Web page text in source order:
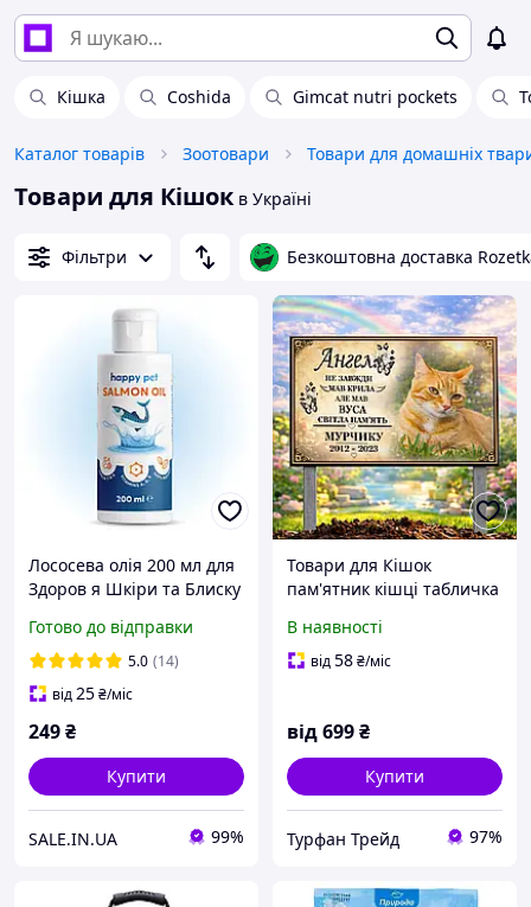
Кішка Coshida Gimcat nutri pockets
Каталог товарів Зоотовари
Товари для Кішок в Україні
Фільтри Безкоштовна доставка
Лососева олія 200 мл для
Здоров я Шкіри та Блиску
Happy Pet
Готово до відправки
5.0 (14)
від25₴/міс
249₴
Купити
SALE.IN.UA 99%
Товари для Кішок
пам'ятник кішці табличка
В наявності
від58₴/міс
від699₴
Купити
Турфан Трейд 97%